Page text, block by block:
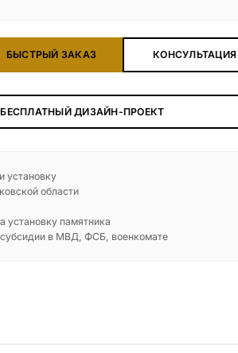
БЫСТРЫЙ ЗАКАЗ КОНСУЛЬТАЦИЯ
ДИЗАЙН-ПРОЕКТ
установку
области
установку памятника
в МВД, ФСБ, военкомате